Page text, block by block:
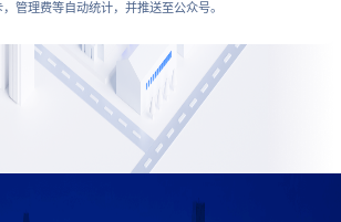
管理费等自动统计，并推送至公众号。